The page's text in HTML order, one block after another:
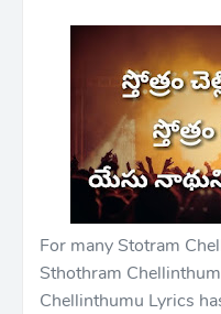
For many Stotram
Sthothram
Chellinthumu Lyrics